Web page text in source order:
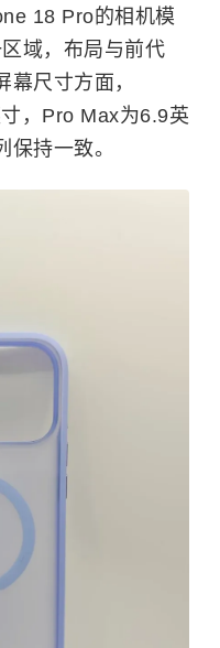
18 Pro的相机模
域，布局与前代
尺寸方面，
，Pro Max为6.9英
持一致。